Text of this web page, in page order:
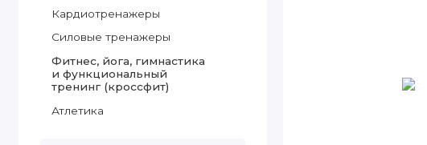
Кардиотренажеры
Cиловые тренажеры
Фитнес, йога, гимнастика
и функциональный
тренинг (кроссфит)
Атлетика